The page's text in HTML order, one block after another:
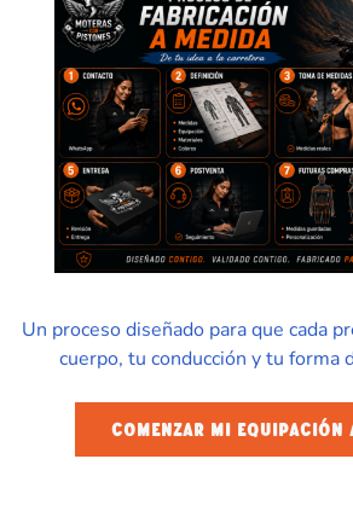
Un proceso diseñado para que cada
cuerpo, tu conducción y tu forma
COMENZAR MI EQUIPACIÓN